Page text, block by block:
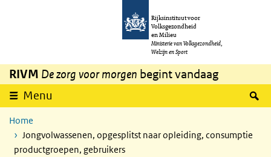
Overslaan en naar de inhoud gaan
Rijksinstituut voor
Volksgezondheid
en Milieu
Ministerie van Volksgezondheid,
Welzijn en Sport
RIVM De zorg voor morgen begint vandaag
Menu
Home
Jongvolwassenen, opgesplitst naar opleiding, consumptie
productgroepen, gebruikers